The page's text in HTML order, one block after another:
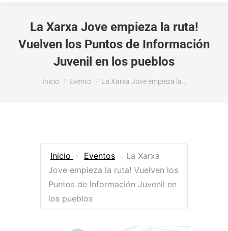
La Xarxa Jove empieza la ruta!
Vuelven los Puntos de Información
Juvenil en los pueblos
Estás aquí:
Inicio Evento La Xarxa Jove empieza la…
Inicio Eventos
La Xarxa
Jove empieza la ruta! Vuelven los
Puntos de Información Juvenil en
los pueblos